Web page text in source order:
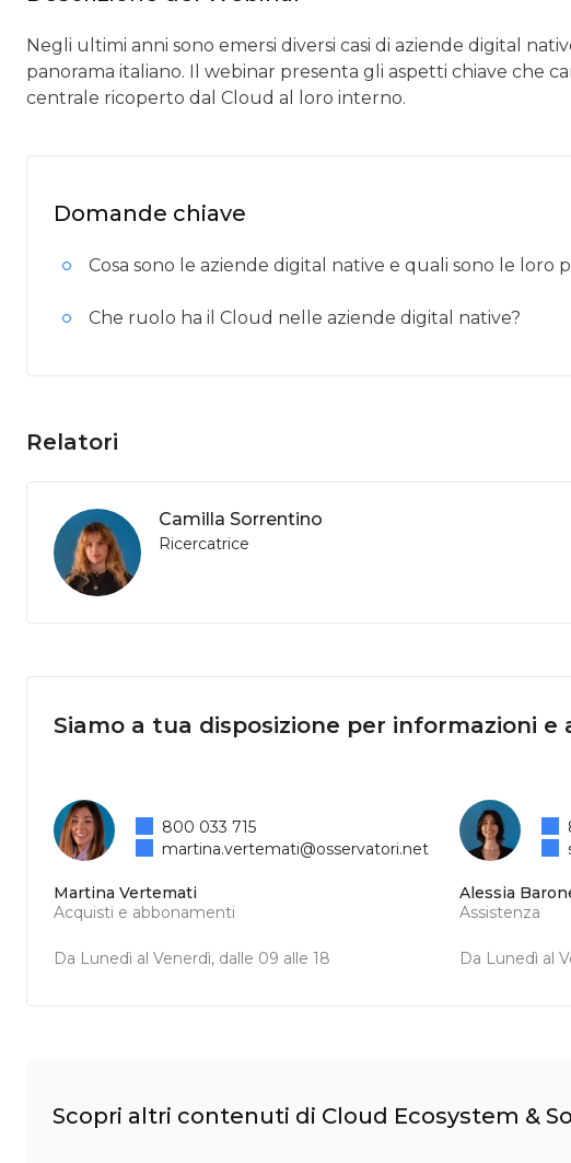
Negli ultimi anni sono emersi diversi casi di aziende digital
panorama italiano. Il webinar presenta gli aspetti chiave che
centrale ricoperto dal Cloud al loro interno.
Domande chiave
Cosa sono le aziende digital native e quali sono le loro
Che ruolo ha il Cloud nelle aziende digital native?
Relatori
Camilla Sorrentino
Ricercatrice
Siamo a tua disposizione per informazioni e
Martina Vertemati
Acquisti e abbonamenti
Da Lunedì al Venerdì, dalle 09 alle 18
800 033 715
martina.vertemati@osservatori.net
Alessia
Assistenza
Da Lunedì al
Scopri altri contenuti di Cloud Ecosystem &